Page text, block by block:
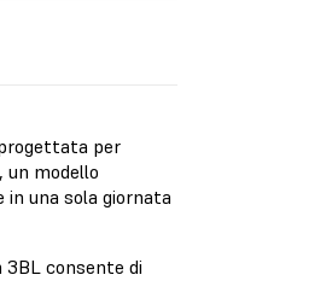
per
un modello
in una sola giornata
3BL consente di